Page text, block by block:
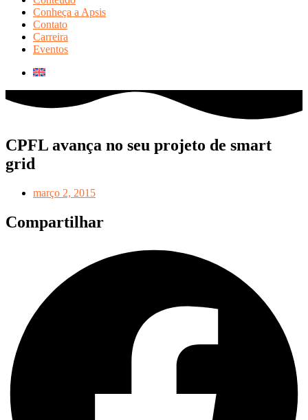
Conheça a Apsis
Contato
Carreira
Eventos
CPFL avança no seu projeto de smart
grid
março 2, 2015
Compartilhar